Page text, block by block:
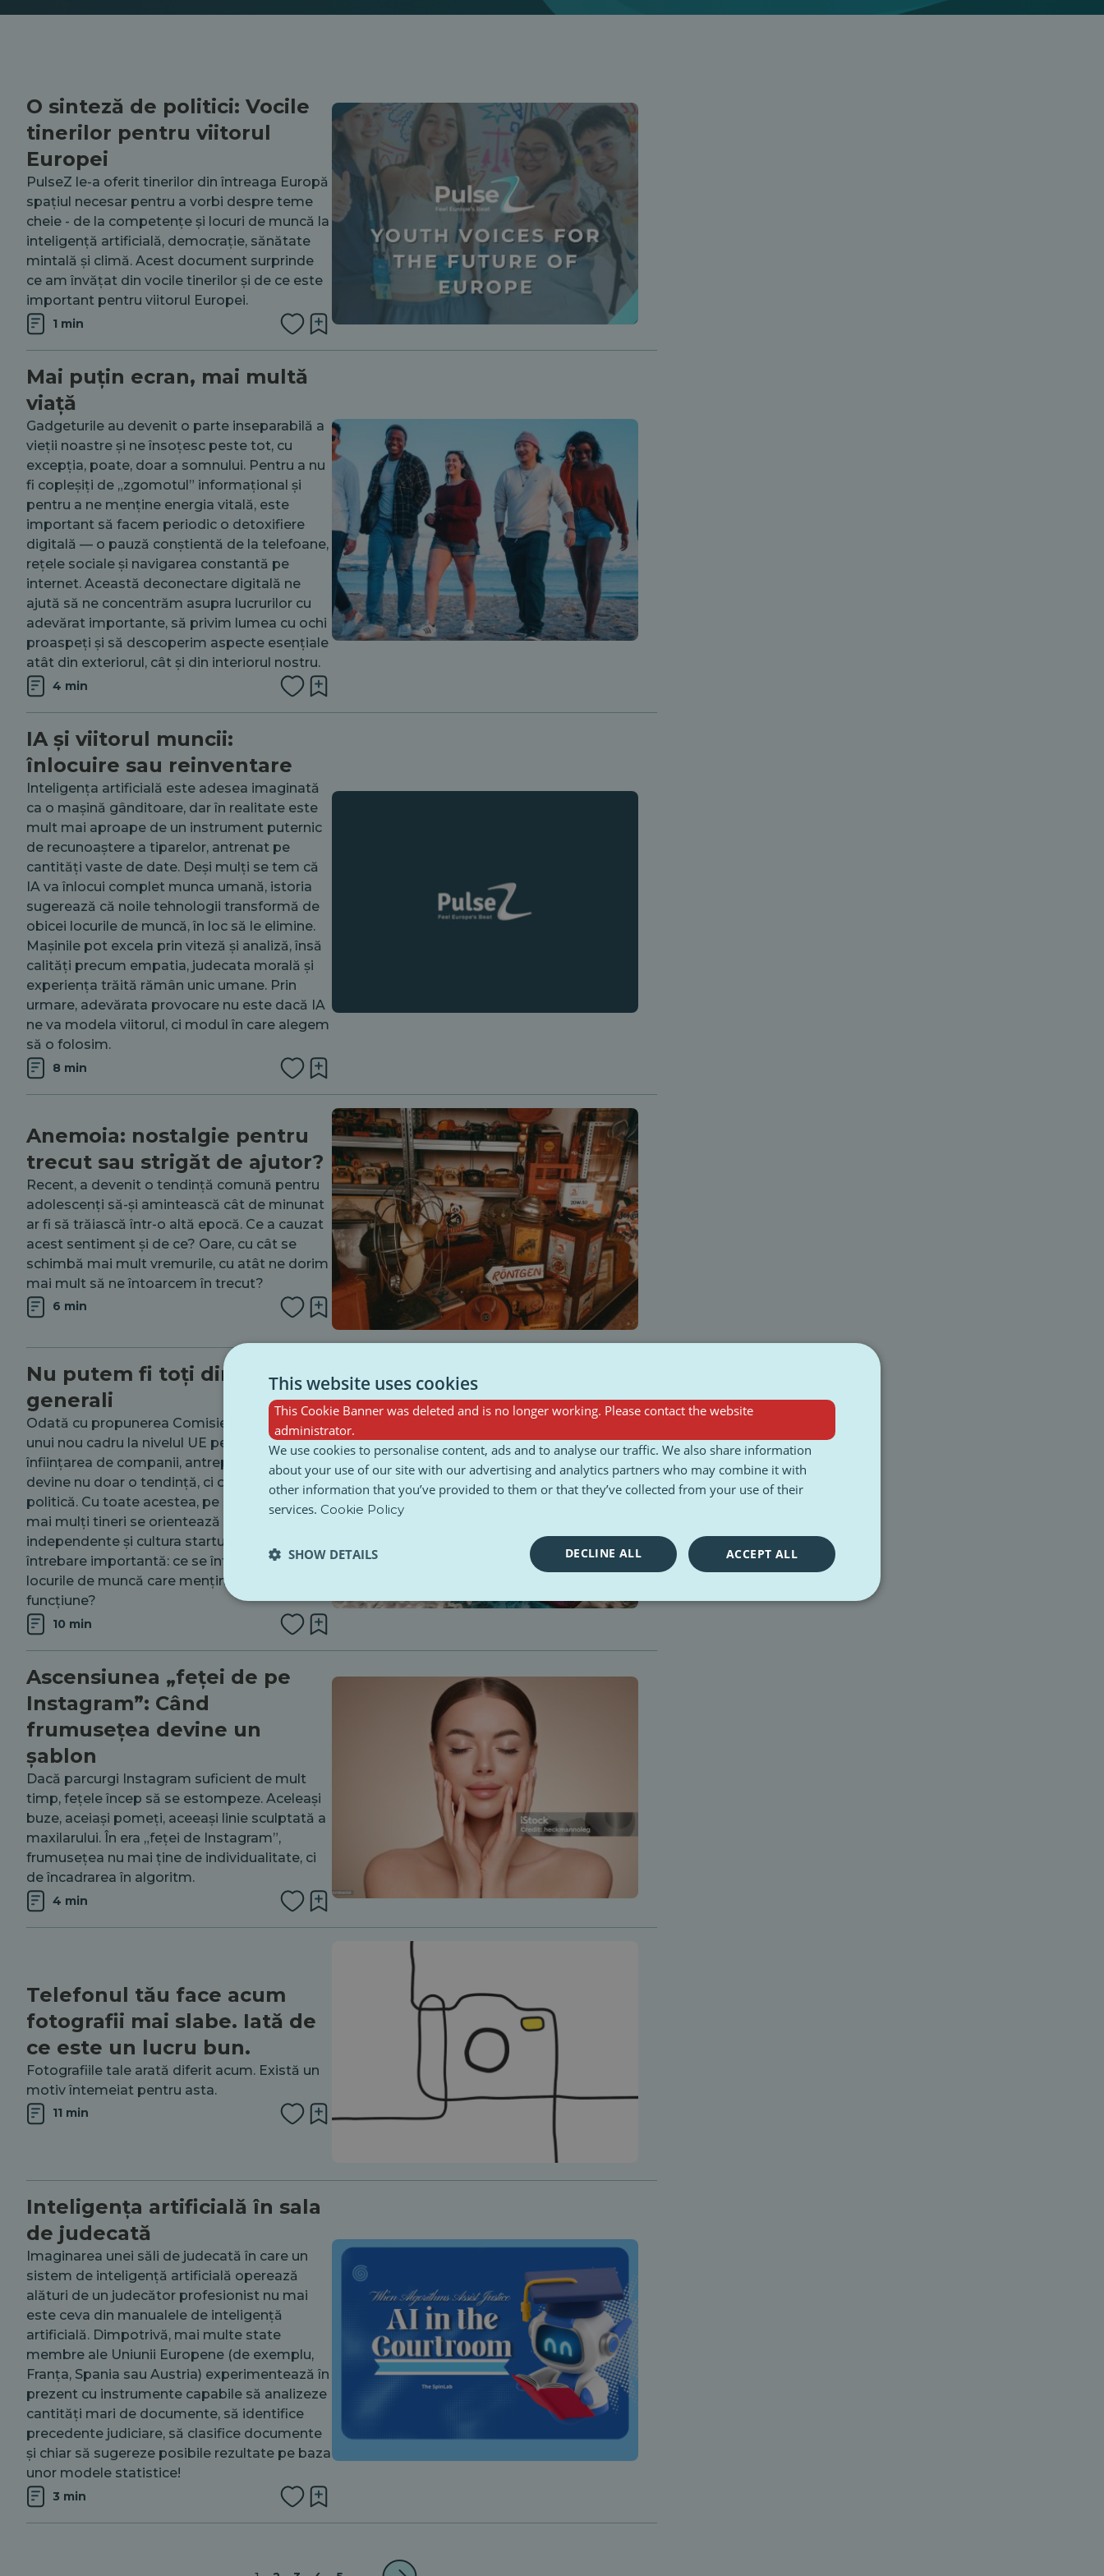
O sinteză de politici: Vocile
tinerilor pentru viitorul
Europei
PulseZ le-a oferit tinerilor din întreaga Europă
spațiul necesar pentru a vorbi despre teme
cheie - de la competențe și locuri de muncă la
inteligență artificială, democrație, sănătate
mintală și climă. Acest document surprinde
ce am învățat din vocile tinerilor și de ce este
important pentru viitorul Europei.
1 min
Mai puțin ecran, mai multă
viață
Gadgeturile au devenit o parte inseparabilă a
vieții noastre și ne însoțesc peste tot, cu
excepția, poate, doar a somnului. Pentru a nu
fi copleșiți de „zgomotul” informațional și
pentru a ne menține energia vitală, este
important să facem periodic o detoxifiere
digitală — o pauză conștientă de la telefoane,
rețele sociale și navigarea constantă pe
internet. Această deconectare digitală ne
ajută să ne concentrăm asupra lucrurilor cu
adevărat importante, să privim lumea cu ochi
proaspeți și să descoperim aspecte esențiale
atât din exteriorul, cât și din interiorul nostru.
4 min
IA și viitorul muncii:
înlocuire sau reinventare
Inteligența artificială este adesea imaginată
ca o mașină gânditoare, dar în realitate este
mult mai aproape de un instrument puternic
de recunoaștere a tiparelor, antrenat pe
cantități vaste de date. Deși mulți se tem că
IA va înlocui complet munca umană, istoria
sugerează că noile tehnologii transformă de
obicei locurile de muncă, în loc să le elimine.
Mașinile pot excela prin viteză și analiză, însă
calități precum empatia, judecata morală și
experiența trăită rămân unic umane. Prin
urmare, adevărata provocare nu este dacă IA
ne va modela viitorul, ci modul în care alegem
să o folosim.
8 min
Anemoia: nostalgie pentru
trecut sau strigăt de ajutor?
Recent, a devenit o tendință comună pentru
adolescenți să-și amintească cât de minunat
ar fi să trăiască într-o altă epocă. Ce a cauzat
acest sentiment și de ce? Oare, cu cât se
schimbă mai mult vremurile, cu atât ne dorim
mai mult să ne întoarcem în trecut?
6 min
Nu putem fi toți directori
generali
Odată cu propunerea Comisiei Europene a
unui nou cadru la nivelul UE pentru a facilita
înființarea de companii, antreprenoriatul
devine nu doar o tendință, ci o direcție
politică. Cu toate acestea, pe măsură ce tot
mai mulți tineri se orientează către activități
independente și cultura startup-urilor, apare o
întrebare importantă: ce se întâmplă cu
locurile de muncă care mențin societatea în
funcțiune?
10 min
Ascensiunea „feței de pe
Instagram”: Când
frumusețea devine un
șablon
Dacă parcurgi Instagram suficient de mult
timp, fețele încep să se estompeze. Aceleași
buze, aceiași pomeți, aceeași linie sculptată a
maxilarului. În era „feței de Instagram”,
frumusețea nu mai ține de individualitate, ci
de încadrarea în algoritm.
4 min
Telefonul tău face acum
fotografii mai slabe. Iată de
ce este un lucru bun.
Fotografiile tale arată diferit acum. Există un
motiv întemeiat pentru asta.
11 min
Inteligența artificială în sala
de judecată
Imaginarea unei săli de judecată în care un
sistem de inteligență artificială operează
alături de un judecător profesionist nu mai
este ceva din manualele de inteligență
artificială. Dimpotrivă, mai multe state
membre ale Uniunii Europene (de exemplu,
Franța, Spania sau Austria) experimentează în
prezent cu instrumente capabile să analizeze
cantități mari de documente, să identifice
precedente judiciare, să clasifice documente
și chiar să sugereze posibile rezultate pe baza
unor modele statistice!
3 min
This website uses cookies
This Cookie Banner was deleted and is no longer working. Please contact the website
administrator.
We use cookies to personalise content, ads and to analyse our traffic. We also share information
about your use of our site with our advertising and analytics partners who may combine it with
other information that you’ve provided to them or that they’ve collected from your use of their
services. Cookie Policy
ACCEPT ALL
DECLINE ALL
SHOW DETAILS